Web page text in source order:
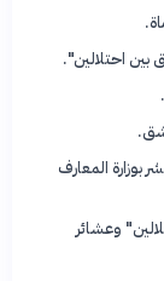
بين احتلالين".
بوزارة المعارف
وعشائر